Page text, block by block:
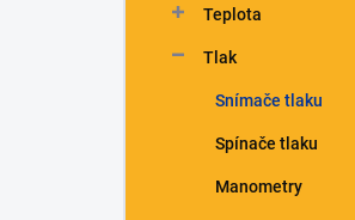
Teplota
Tlak
Snímače tlaku
Spínače tlaku
Manometry